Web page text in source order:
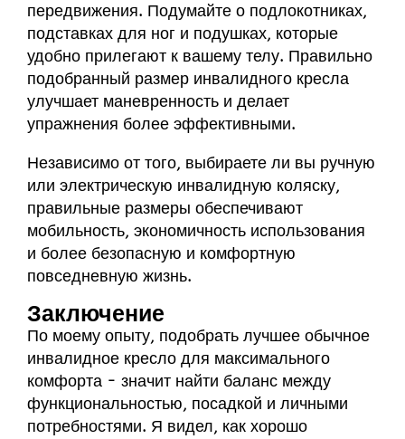
передвижения. Подумайте о подлокотниках,
подставках для ног и подушках, которые
удобно прилегают к вашему телу. Правильно
подобранный размер инвалидного кресла
улучшает маневренность и делает
упражнения более эффективными.
Независимо от того, выбираете ли вы ручную
или электрическую инвалидную коляску,
правильные размеры обеспечивают
мобильность, экономичность использования
и более безопасную и комфортную
повседневную жизнь.
Заключение
По моему опыту, подобрать лучшее обычное
инвалидное кресло для максимального
комфорта - значит найти баланс между
функциональностью, посадкой и личными
потребностями. Я видел, как хорошо